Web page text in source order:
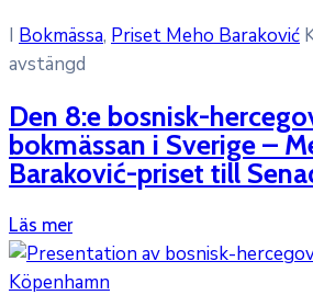
I Bokmässa‚ Priset Meho Baraković
avstängd
Den 8:e bosnisk-
bokmässan i Sverige –
Baraković-priset till
Läs mer